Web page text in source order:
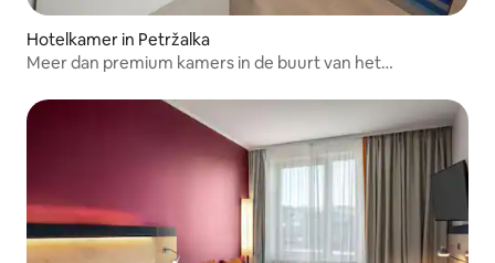
Hotelkamer in Petržalka
Meer dan premium kamers in de buurt van het